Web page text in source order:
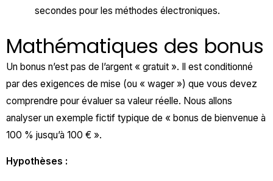
secondes pour les méthodes électroniques.
Mathématiques des bonus
Un bonus n’est pas de l’argent « gratuit ». Il est conditionné
par des exigences de mise (ou « wager ») que vous devez
comprendre pour évaluer sa valeur réelle. Nous allons
analyser un exemple fictif typique de « bonus de bienvenue à
100 % jusqu’à 100 € ».
Hypothèses :